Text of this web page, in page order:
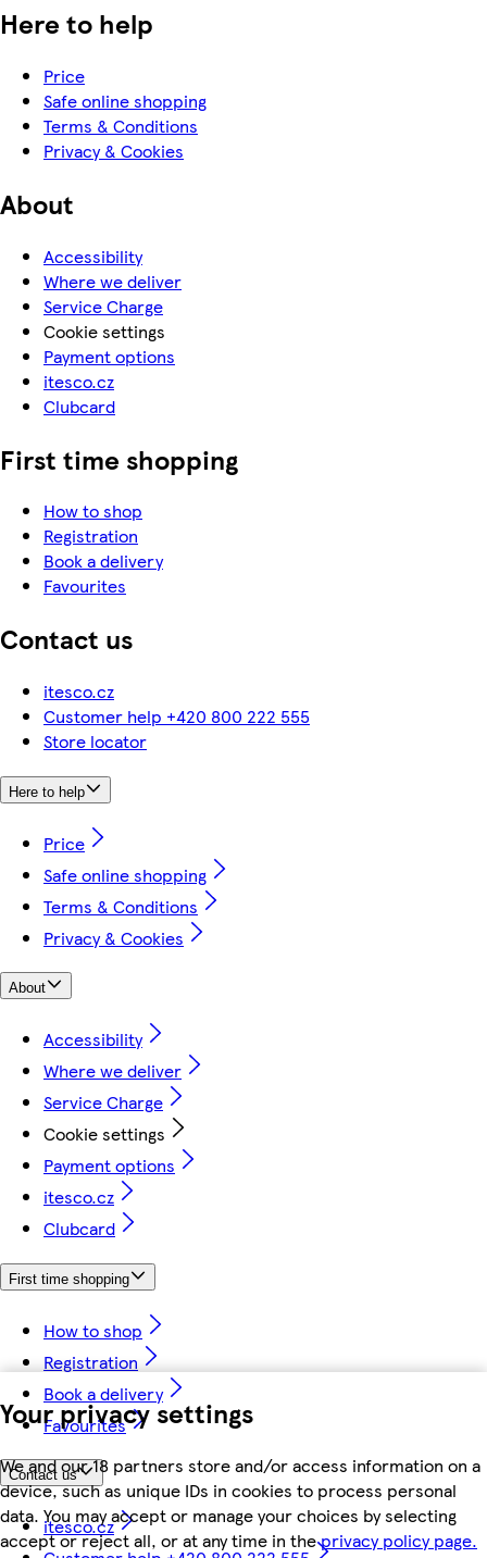
Your privacy settings
We and our 18 partners store and/or access information on a
device, such as unique IDs in cookies to process personal
data. You may accept or manage your choices by selecting
accept or reject all, or at any time in theprivacy policy page.
Here to help
Price
Safe online shopping
Terms & Conditions
Privacy & Cookies
About
Accessibility
Where we deliver
Service Charge
Cookie settings
Payment options
itesco.cz
Clubcard
First time shopping
How to shop
Registration
Book a delivery
Favourites
Contact us
itesco.cz
Customer help +420 800 222 555
Store locator
Here to help
Price
Safe online shopping
Terms & Conditions
Privacy & Cookies
About
Accessibility
Where we deliver
Service Charge
Cookie settings
Payment options
itesco.cz
Clubcard
First time shopping
How to shop
Registration
Book a delivery
Favourites
Contact us
itesco.cz